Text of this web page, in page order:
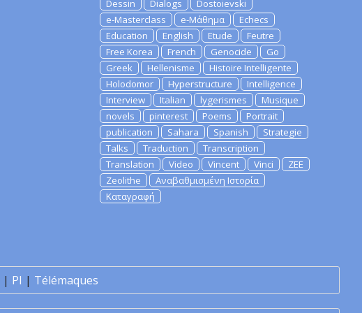
Dessin
Dialogs
Dostoievski
e-Masterclass
e-Μάθημα
Echecs
Education
English Etude
Feutre
Free Korea
French Genocide
Go
Greek
Hellenisme
Histoire Intelligente
Holodomor
Hyperstructure
Intelligence
Interview
Italian lygerismes
Musique
novels
pinterest Poems
Portrait
publication
Sahara Spanish
Strategie
Talks
Traduction
Transcription
Translation
Video Vincent Vinci
ZEE
Zeolithe
Αναβαθμισμένη Ιστορία
Καταγραφή
| PI | Télémaques